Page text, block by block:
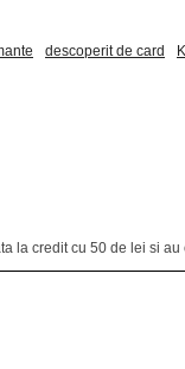
descoperit de card
la credit cu 50 de lei si